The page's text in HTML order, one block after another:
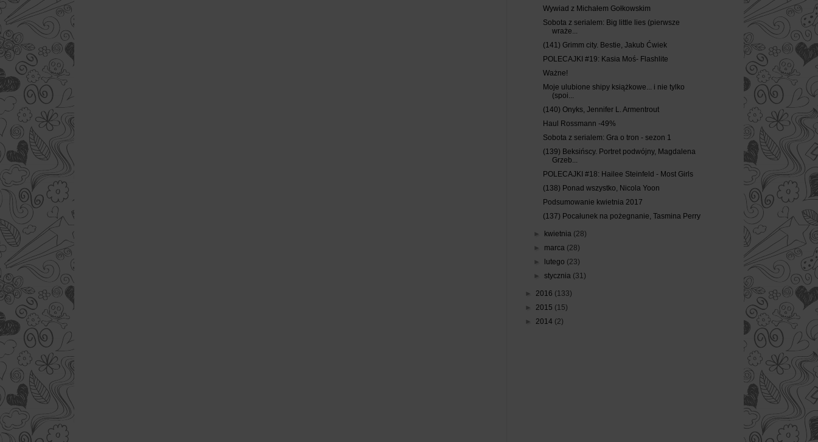
Wywiad z Michałem Gołkowskim
Sobota z serialem: Big little lies (pierwsze
wraże...
(141) Grimm city. Bestie, Jakub Ćwiek
POLECAJKI #19: Kasia Moś- Flashlite
Ważne!
Moje ulubione shipy książkowe... i nie tylko
(spoi...
(140) Onyks, Jennifer L. Armentrout
Haul Rossmann -49%
Sobota z serialem: Gra o tron - sezon 1
(139) Beksińscy. Portret podwójny, Magdalena
Grzeb...
POLECAJKI #18: Hailee Steinfeld - Most Girls
(138) Ponad wszystko, Nicola Yoon
Podsumowanie kwietnia 2017
(137) Pocałunek na pożegnanie, Tasmina Perry
► kwietnia (28)
► marca (28)
►
lutego (23)
►stycznia (31)
► 2016 (133)
► 2015 (15)
► 2014 (2)